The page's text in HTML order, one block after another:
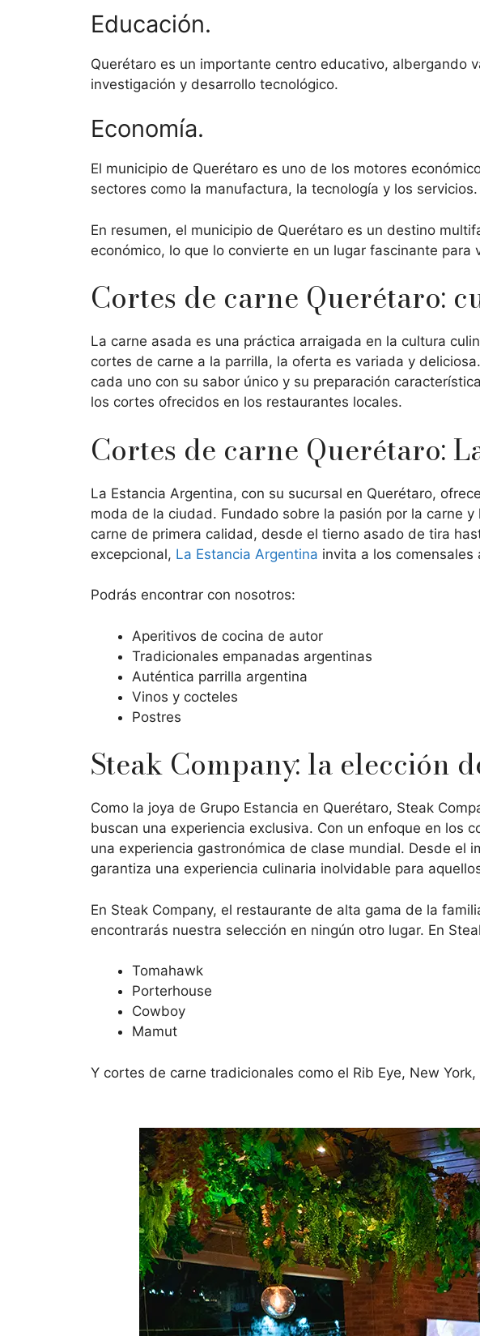
Educación.
Querétaro es un importante centro educativo, albergando
investigación y desarrollo tecnológico.
Economía.
El municipio de Querétaro es uno de los motores
sectores como la manufactura, la tecnología y los servicios.
En resumen, el municipio de Querétaro es un destino
económico, lo que lo convierte en un lugar fascinante para
Cortes de carne Querétaro:
La carne asada es una práctica arraigada en la cultura
cortes de carne a la parrilla, la oferta es variada y
cada uno con su sabor único y su preparación
los cortes ofrecidos en los restaurantes locales.
Cortes de carne Querétaro:
La Estancia Argentina, con su sucursal en Querétaro,
moda de la ciudad. Fundado sobre la pasión por la carne
carne de primera calidad, desde el tierno asado de tira
excepcional, La Estancia Argentina invita a los
Podrás encontrar con nosotros:
Aperitivos de cocina de autor
Tradicionales empanadas argentinas
Auténtica parrilla argentina
Vinos y cocteles
Postres
Steak Company: la elección
Como la joya de Grupo Estancia en Querétaro, Steak
buscan una experiencia exclusiva. Con un enfoque en los
una experiencia gastronómica de clase mundial. Desde el
garantiza una experiencia culinaria inolvidable para
En Steak Company, el restaurante de alta gama de la
encontrarás nuestra selección en ningún otro lugar. En
Tomahawk
Porterhouse
Cowboy
Mamut
Y cortes de carne tradicionales como el Rib Eye, New York,